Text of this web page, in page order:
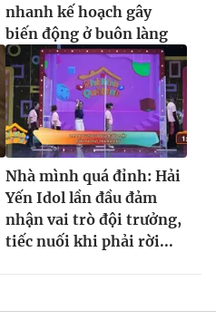
nhanh kế hoạch gây
biến động ở buôn làng
Nhà mình quá đỉnh: Hải
Yến Idol lần đầu đảm
nhận vai trò đội trưởng,
tiếc nuối khi phải rời...